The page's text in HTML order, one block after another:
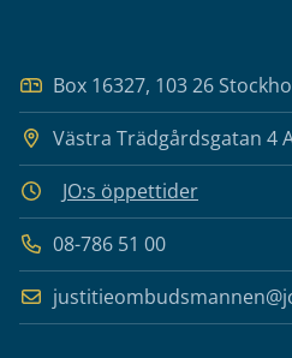
Box 16327, 103 26
Västra Trädgårdsgatan 4
JO:s öppettider
08-786 51 00